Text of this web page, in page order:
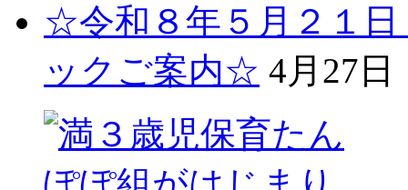
☆令和８年５月２１
ックご案内☆ 4月27日